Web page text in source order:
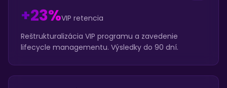
+23%VIP retencia
Reštrukturalizácia VIP programu a zavedenie
lifecycle managementu. Výsledky do 90 dní.